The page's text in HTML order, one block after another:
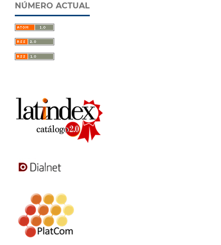
NÚMERO ACTUAL